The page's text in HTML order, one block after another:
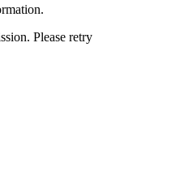
Please retry